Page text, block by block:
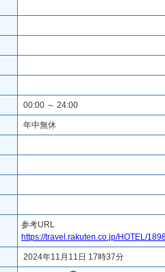
00:00 ～ 24:00
年中無休
参考URL
https://travel.rakuten.co.jp/HOTEL/
2024年11月11日 17時37分